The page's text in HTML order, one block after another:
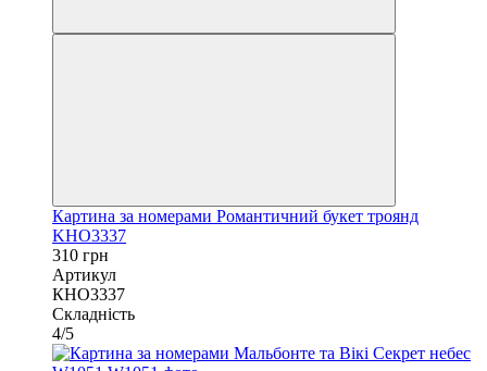
Картина за номерами Романтичний букет троянд
KHO3337
310 грн
Артикул
КНО3337
Складність
4/5